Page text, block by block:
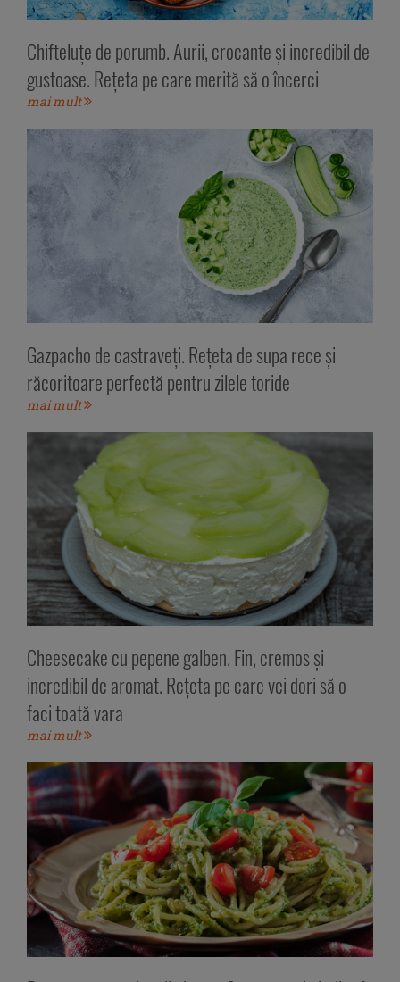
Chifteluțe de porumb. Aurii, crocante și incredibil de
gustoase. Rețeta pe care merită să o încerci
mai mult
Gazpacho de castraveți. Rețeta de supa rece și
răcoritoare perfectă pentru zilele toride
mai mult
Cheesecake cu pepene galben. Fin, cremos și
incredibil de aromat. Rețeta pe care vei dori să o
faci toată vara
mai mult